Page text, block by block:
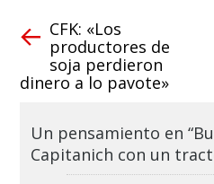
CFK: «Los
productores de
soja perdieron
dinero a lo pavote»
Un pensamiento en
Capitanich con un